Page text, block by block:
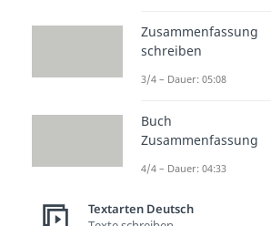
Geburtstag
Mach dir
kannst noch
bisher. Nur
“Wer A sagt
nicht B sagen
Zusammenfassung
schreiben
3/4 – Dauer: 05:08
Buch
Zusammenfassung
4/4 – Dauer: 04:33
Textarten Deutsch